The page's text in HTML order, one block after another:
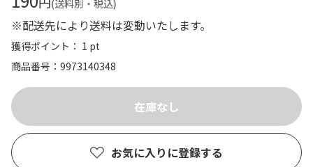
(送料別・税込)
※配送先により送料は変動いたします。
獲得ポイント： 1 pt
商品番号
9973140348
お気に入りに登録する